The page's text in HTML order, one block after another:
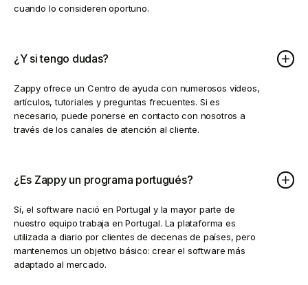
cuando lo consideren oportuno.
¿Y si tengo dudas?
Zappy ofrece un Centro de ayuda con numerosos vídeos,
artículos, tutoriales y preguntas frecuentes. Si es
necesario, puede ponerse en contacto con nosotros a
través de los canales de atención al cliente.
¿Es Zappy un programa portugués?
Sí, el software nació en Portugal y la mayor parte de
nuestro equipo trabaja en Portugal. La plataforma es
utilizada a diario por clientes de decenas de países, pero
mantenemos un objetivo básico: crear el software más
adaptado al mercado.